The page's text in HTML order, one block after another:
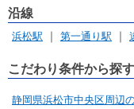
沿線
浜松駅 第一通り駅
こだわり条件から探す
静岡県浜松市中央区周辺